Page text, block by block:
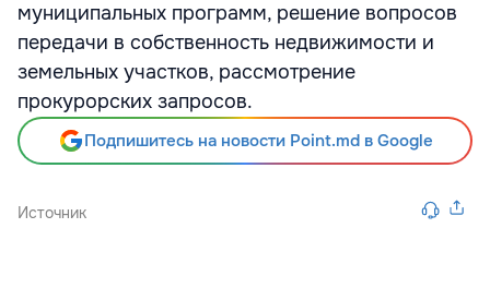
муниципальных программ, решение вопросов
передачи в собственность недвижимости и
земельных участков, рассмотрение
прокурорских запросов.
Подпишитесь на новости Point.md в Google
Источник